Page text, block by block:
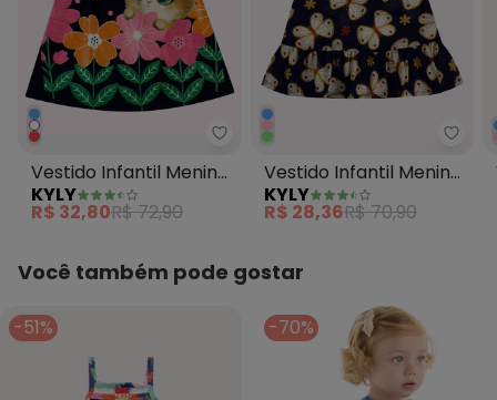
Kyly - Vestido Infantil Menina
Vestido Infantil Menina
Gatinho Azul Marinho
KYLY
R$ 32,80R$ 72,90
Kyly
Vestido Infantil Menina
Borboletas Azul
Marinho
KYLY
R$ 28,36R$ 70,90
Você também pode gostar
-51% -70%